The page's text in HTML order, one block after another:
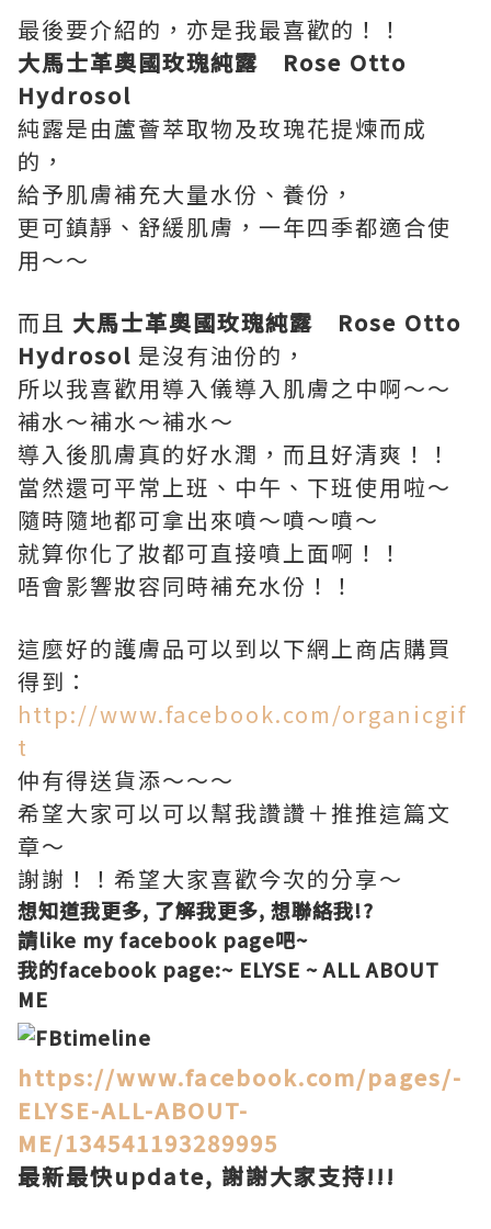
最後要介紹的，亦是我最喜歡的！！
大馬士革奧國玫瑰純露 Rose Otto
Hydrosol
純露是由蘆薈萃取物及玫瑰花提煉而成
的，
給予肌膚補充大量水份、養份，
更可鎮靜、舒緩肌膚，一年四季都適合使
用～～
而且 大馬士革奧國玫瑰純露 Rose Otto
Hydrosol 是沒有油份的，
所以我喜歡用導入儀導入肌膚之中啊～～
補水～補水～補水～
導入後肌膚真的好水潤，而且好清爽！！
當然還可平常上班、中午、下班使用啦～
隨時隨地都可拿出來噴～噴～噴～
就算你化了妝都可直接噴上面啊！！
唔會影響妝容同時補充水份！！
這麼好的護膚品可以到以下網上商店購買
得到：
http://www.facebook.com/organicgif
t
仲有得送貨添～～～
希望大家可以可以幫我讚讚＋推推這篇文
章～
謝謝！！希望大家喜歡今次的分享～
想知道我更多, 了解我更多, 想聯絡我!?
請like my facebook page吧~
我的facebook page:~ ELYSE ~ ALL ABOUT
ME
https://www.facebook.com/pages/-
ELYSE-ALL-ABOUT-
ME/134541193289995
最新最快update, 謝謝大家支持!!!